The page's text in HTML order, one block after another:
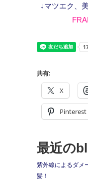
↓マツエク、
共有:
X
Pinterest
最近の
紫外線によるダメ
髪！